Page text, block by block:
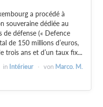
a procédé à
souveraine dédiée au
de défense (« Defence
de 150 millions d’euros,
trois ans et d’un taux fix...
in Intérieur von Marco. M.